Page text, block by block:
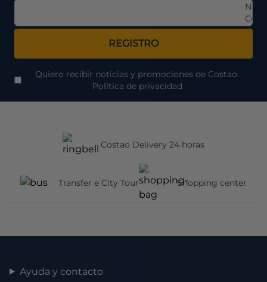
REGISTRO
Quiero recibir noticias y promociones de Costao.
Política de privacidad
Costao Delivery 24 horas
Transfer e City Tour Shopping center
Ayuda y contacto